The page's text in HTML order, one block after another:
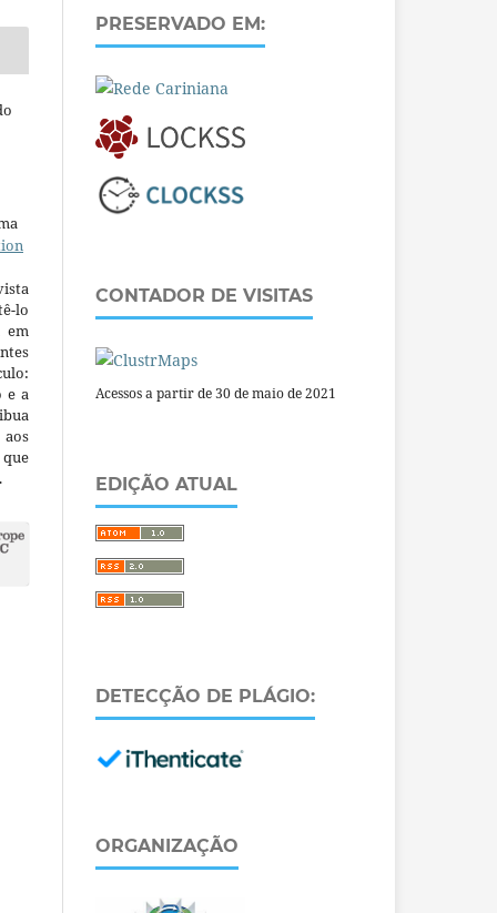
lo
em
e a
PRESERVADO EM:
CONTADOR DE VISITAS
Acessos a partir de 30 de maio de 2021
EDIÇÃO ATUAL
DETECÇÃO DE PLÁGIO:
ORGANIZAÇÃO